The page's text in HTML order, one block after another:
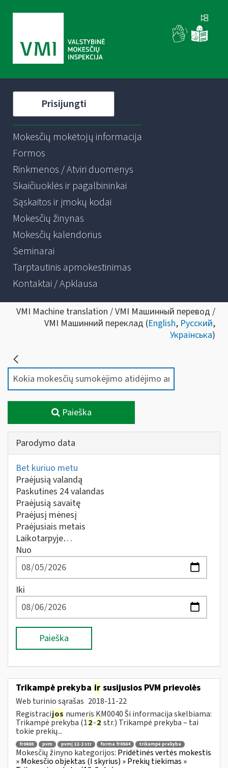
Prisijungti
Mokesčių mokėtojų informacija
Formos
Rinkmenos / Atviri duomenys
Skaičiuoklės ir pagalbininkai
Sąskaitos ir įmokų kodai
Mokesčių žinynas
Mokesčių kalendorius
Seminarai
Tarptautinis apmokestinimas
Kontaktai / Apklausa
VMI Machine translation / VMI Машинный перевод /
VMI Машинний переклад (English, Русский,
Українська)
Paieška
Parodymo data
Bet kuriuo metu
Praėjusią valandą
Paskutines 24 valandas
Praėjusią savaitę
Praėjusį mėnesį
Praėjusiais metais
Laikotarpyje…
Nuo
Iki
Paieška
Trikampė prekyba ir susijusios PVM prievolės
Web turinio sąrašas 2018-11-22
Registracijos numeris KM0040 Ši informacija skelbiama:
Trikampė prekyba (12-2 str.) Trikampė prekyba – tai
tokie prekių...
fr0600 pvm pvmį 12-2 str forma fr0564 trikampė prekyba
Mokesčių žinyno kategorijos: Pridėtinės vertės mokestis
» Mokesčio objektas (I skyrius) » Prekių tiekimas »